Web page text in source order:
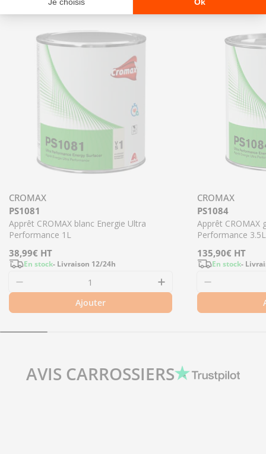
CROMAX
PS1081
Apprêt CROMAX blanc Energie Ultra
Performance 1L
Prix
régulier
38,99€ HT
En stock- Livraison 12/24h
Ajouter
CROMAX
PS1084
Apprêt CROMAX
Performance 3.5L
Prix
régulier
135,90€ HT
En stock-
AVIS CARROSSIERS